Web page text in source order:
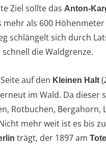
Ziel sollte das Anton-
als 600
schlängelt sich durch
die Waldgrenze.
auf den Kleinen Halt (
im Wald. Da dieser
Rotbuchen, Bergahorn,
mehr weit ist es bis
trägt, der 1897 am